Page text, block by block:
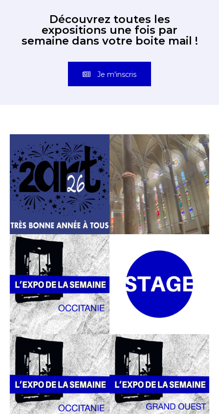
* Champ obligatoireDécouvrez toutes les
expositions une fois par
semaine dans votre boite mail !
Je m'inscris